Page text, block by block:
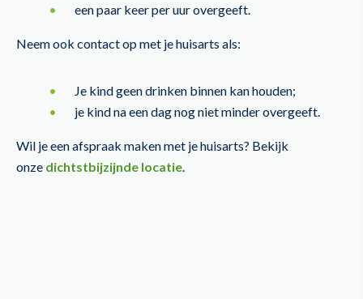
een paar keer per uur overgeeft.
Neem ook contact op met je huisarts als:
Je kind geen drinken binnen kan houden;
je kind na een dag nog niet minder overgeeft.
Wil je een afspraak maken met je huisarts? Bekijk
onze dichtstbijzijnde locatie